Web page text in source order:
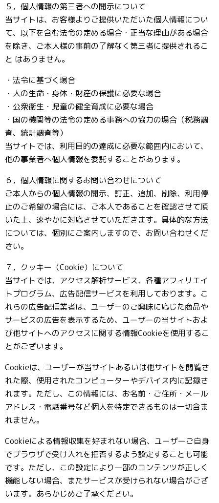
５，個人情報の第三者への開示について
当サイトは、お客様よりご提供いただいた個人情報につい
て、以下を含む法令の定める場合・正当な理由がある場合
を除き、ご本人様の事前の了解なく第三者に提供されるこ
と はありません。
・法令に基づく場合
・人の生命・身体・財産の保護に必要な場合
・公衆衛生・児童の健全育成に必要な場合
・国の機関等の法令の定める事務への協力の場合（税務調
査、統計調査等）
当サイトでは、利用目的の達成に必要な範囲内において、
他の事業者へ個人情報を委託することがあります。
６，個人情報に関するお問い合わせについて
ご本人からの個人情報の開示、訂正、追加、削除、利用停
止のご希望の場合には、ご本人であることを確認させて頂
いた上、速やかに対応させていただきます。具体的な方法
については、個別にご案内しますので、お問い合わせくだ
さい。
７，クッキー（Cookie）について
当サイトでは、アクセス解析サービス、各種アフィリエイ
トプログラム、広告配信サービスを利用しております。こ
れらの広告配信業者は、ユーザーのご興味に応じた商品や
サービスの広告を表示するため、ユーザーの当サイトおよ
び他サイトへのアクセスに関する情報Cookieを使用するこ
とがございます。
Cookieは、ユーザーが当サイトあるいは他サイトを閲覧さ
れた際、使用されたコンピューターやデバイス内に記録さ
れます。ただし、この情報には、お名前・ご住所・メール
アドレス・電話番号など個人を特定できるものは一切含ま
れません。
Cookieによる情報収集を好まれない場合、ユーザーご自身
でブラウザで受け入れを拒否するよう設定することも可能
です。ただし、この設定により一部のコンテンツが正しく
機能しない場合、またサービスが受けられない場合がござ
います。あらかじめご了承ください。